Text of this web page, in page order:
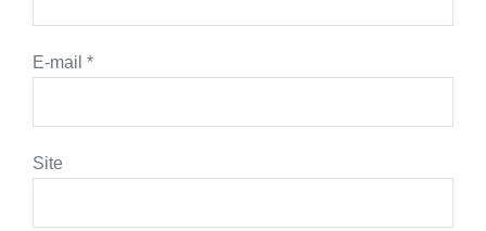
E-mail *
Site